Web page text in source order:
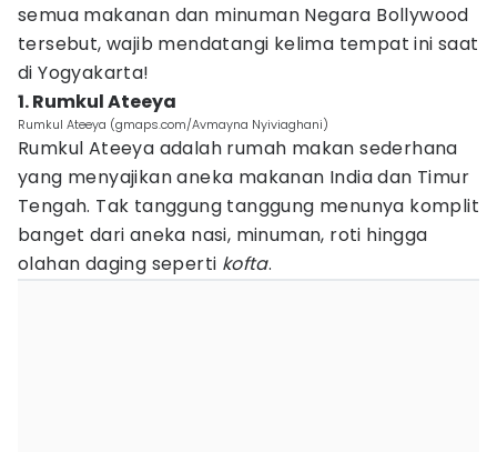
semua makanan dan minuman Negara Bollywood
tersebut, wajib mendatangi kelima tempat ini saat
di Yogyakarta!
1. Rumkul Ateeya
Rumkul Ateeya (gmaps.com/Avmayna Nyiviaghani)
Rumkul Ateeya adalah rumah makan sederhana
yang menyajikan aneka makanan India dan Timur
Tengah. Tak tanggung tanggung menunya komplit
banget dari aneka nasi, minuman, roti hingga
olahan daging seperti kofta.